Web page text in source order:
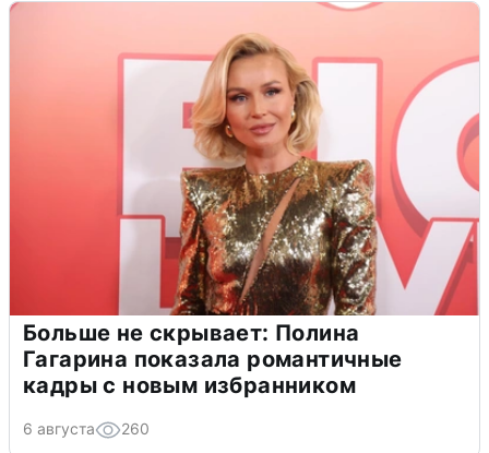
Больше не скрывает: Полина
Гагарина показала романтичные
кадры с новым избранником
6 августа 260